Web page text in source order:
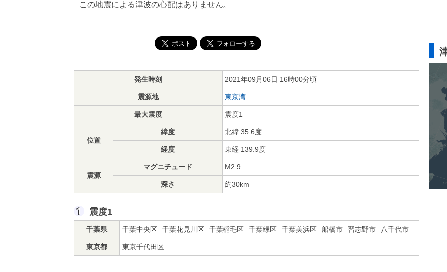
この地震による津波の心配はありません。
発生時刻 2021年09月06日 16時00分頃
震源地 東京湾
最大震度 震度1
位置
緯度 北緯 35.6度
経度 東経 139.9度
震源
マグニチュード M2.9
深さ 約30km
震度1
千葉県 千葉中央区 千葉花見川区 千葉稲毛区 千葉緑区 千葉美浜区 船橋市 習志野市 八千代市
東京都 東京千代田区